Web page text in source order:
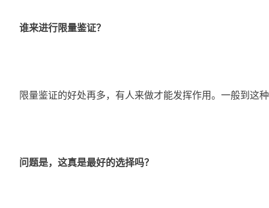
谁来进行限量鉴证？
限量鉴证的好处再多，有人来做才能发挥作用。一般到这
问题是，这真是最好的选择吗？